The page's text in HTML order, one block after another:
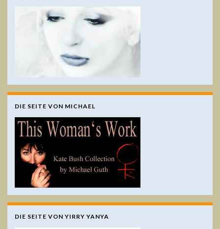
DIE SEITE VON MICHAEL
DIE SEITE VON YIRRY YANYA